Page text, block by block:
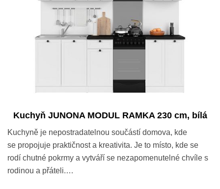
Kuchyň JUNONA MODUL RAMKA 230 cm, bílá
Kuchyně je nepostradatelnou součástí domova, kde
se propojuje praktičnost a kreativita. Je to místo, kde se
rodí chutné pokrmy a vytváří se nezapomenutelné chvíle s
rodinou a přáteli.…